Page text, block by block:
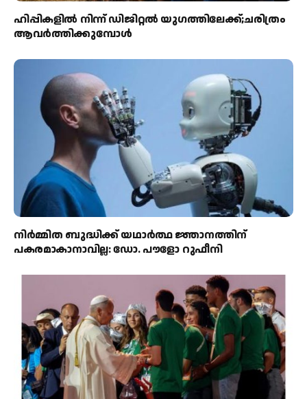
ഹിപ്പികളില്‍ നിന്ന് ഡിജിറ്റല്‍ യുഗത്തിലേക്ക്;ചരിത്രം
ആവര്‍ത്തിക്കുമ്പോള്‍
നിർമ്മിത ബുദ്ധിക്ക് യഥാർത്ഥ ജ്ഞാനത്തിന്
പകരമാകാനാവില്ല: ഡോ. പൗളോ റുഫീനി